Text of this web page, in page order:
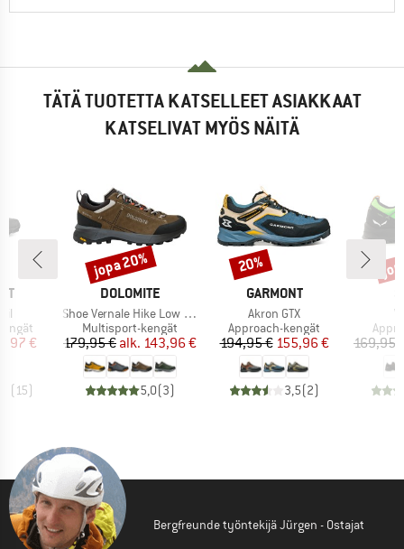
TÄTÄ TUOTETTA KATSELLEET ASIAKKAAT
KATSELIVAT MYÖS NÄITÄ
hinta
€
( 15)
MERKKI
DOLOMITE
Tuote
Shoe Vernale Hike Low GTX
Tuoteryhmä
Multisport-kengät
Hinta
179,95 € Alennettu hinta
alk. 143,96 €
5,0(3)
Alennus
jopa 20%
MERKKI
GARMONT
Tuote
Akron GTX
Tuoteryhmä
Approach-kengät
Hinta
194,95 €Alennettu hinta
155,96 €
3,5(2)
Alennus
20%
169,95
Bergfreunde työntekijä Jürgen - Ostajat